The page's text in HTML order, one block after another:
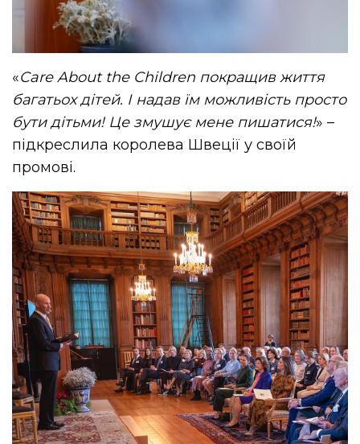
«Care About the Children покращив життя
багатьох дітей. І надав їм можливість просто
бути дітьми! Це змушує мене пишатися!» –
підкреслила королева Швеції у своїй
промові.